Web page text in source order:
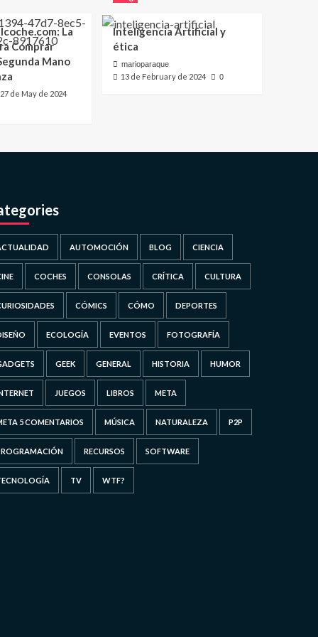
La
Comprar
Mano
27 de May de 2024
Inteligencia Artificial y
ética
marioparaque
13 de February de 2024 0
AUTOMOCIÓN BLOG CIENCIA
COCHES CONSOLAS CRÍTICA CULTURA
CÓMICS CÓMO DEPORTES
ECOLOGÍA EVENTOS FOTOGRAFÍA
GEEK GENERAL HISTORIA HUMOR
JUEGOS LIBROS META
5 COMENTARIOS MÚSICA NATURALEZA P2P
RECURSOS SOFTWARE
TV WTF?